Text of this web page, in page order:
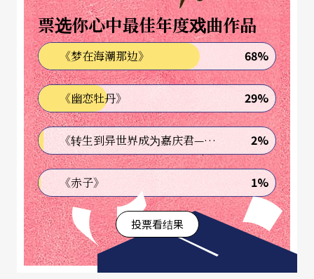
故事使人产生同理心。认知神经科学家们做了很多
相关实验，例如，让一群受试者看电影，好了解故
事在我们的大脑黑盒子里，究竟是如何运作的。在
实验中（看电影时），受试者戴上装有测量仪器的
头盔，在过程中测量他们的心跳与呼吸，除此之
外，受试者身上还贴了排汗追踪器。准备就绪后，
开始播放 007 电影。电影一边播放，研究人员一边
密切观察受试者的生理反应。他们发现，只要詹姆
士．庞德（男主角）遇到危险，像是快从高楼坠
下，或是跟坏人打架时，本来稍微分心的观众会全
神贯注，甚至开始流汗，而且脉搏跳动速度加快。
票选你心中最佳年度戏曲作品
《梦在海潮那边》 68%
《幽恋牡丹》 29%
《转生到异世界成为嘉庆君—发现我的祖先是诈骗集团!?》 2%
《赤子》 1%
投票看结果